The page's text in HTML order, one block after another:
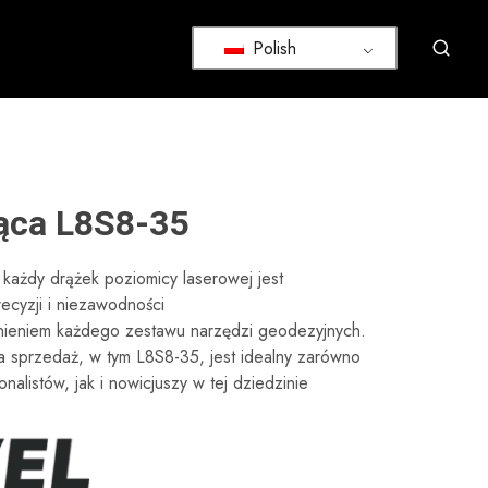
Polish
L8S8-35
drążek poziomicy laserowej jest
i niezawodności
każdego zestawu narzędzi geodezyjnych.
w tym L8S8-35, jest idealny zarówno
jak i nowicjuszy w tej dziedzinie